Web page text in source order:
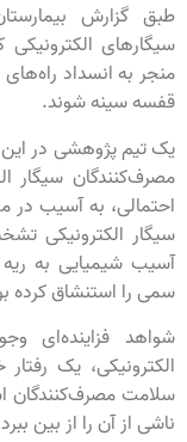
طبق گزارش
سیگارهای
منجر به انسداد
قفسه سینه شوند.
یک تیم پژوهشی در این
مصرف‌کنندگان سیگار
احتمالی، به آسیب در
سیگار الکترونیکی
آسیب شیمیایی به ریه
سمی را استنشاق کرده
شواهد فزاینده‌ای
الکترونیکی، یک
سلامت مصرف‌کنندگان
ناشی از آن را از بین